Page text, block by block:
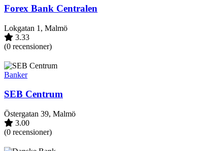
Forex Bank Centralen
Lokgatan 1, Malmö
3.33
(0 recensioner)
Banker
SEB Centrum
Östergatan 39, Malmö
3.00
(0 recensioner)